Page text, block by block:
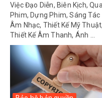
Việc Đạo Diễn, Biên Kịch,
Phim, Dựng Phim, Sáng Tác
Âm Nhạc, Thiết Kế Mỹ Thuật,
Thiết Kế Âm Thanh, Ánh ...